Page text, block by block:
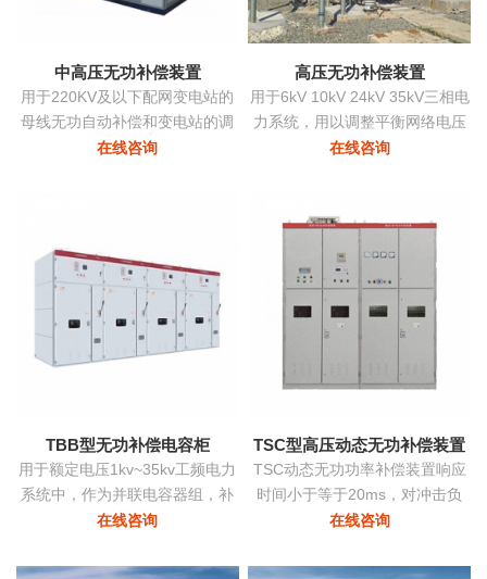
中高压无功补偿装置
用于220KV及以下配网变电站的
母线无功自动补偿和变电站的调
压
在线咨询
高压无功补偿装置
用于6kV 10kV 24kV 35kV三相电
力系统，用以调整平衡网络电压
提高功率因数降低损耗提高供电
在线咨询
TBB型无功补偿电容柜
用于额定电压1kv~35kv工频电力
系统中，作为并联电容器组，补
偿系统中的感性无功，用以提高
量
在线咨询
TSC型高压动态无功补偿装置
TSC动态无功功率补偿装置响应
时间小于等于20ms，对冲击负
荷、时变负荷能够实时监测、动
以上的目标，具有动态补偿无功
在线咨询